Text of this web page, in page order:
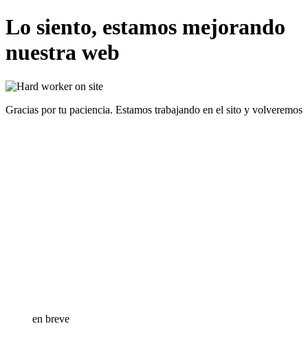
Lo siento, estamos mejorando
nuestra web
Gracias por tu paciencia. Estamos trabajando en el sito y volveremos
en breve